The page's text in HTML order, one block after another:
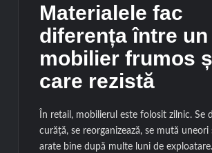
Materialele fac
diferența între un
mobilier frumos
care rezistă
În retail, mobilierul este folosit zilnic. Se
curăță, se reorganizează, se mută uneori
arate bine după multe luni de